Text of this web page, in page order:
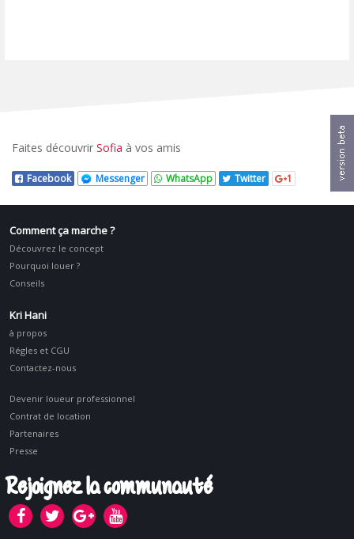
Faites découvrir Sofia à vos amis
Facebook Messenger WhatsApp Twitter 1
Comment ça marche ?
Découvrez le concept
Pourquoi louer ?
Conseils
Kri Hani
à propos
Régles et CGU
Contactez-nous
Devenir loueur professionnel
Contrat de location
Partenaires
Presse
Rejoignez la communauté